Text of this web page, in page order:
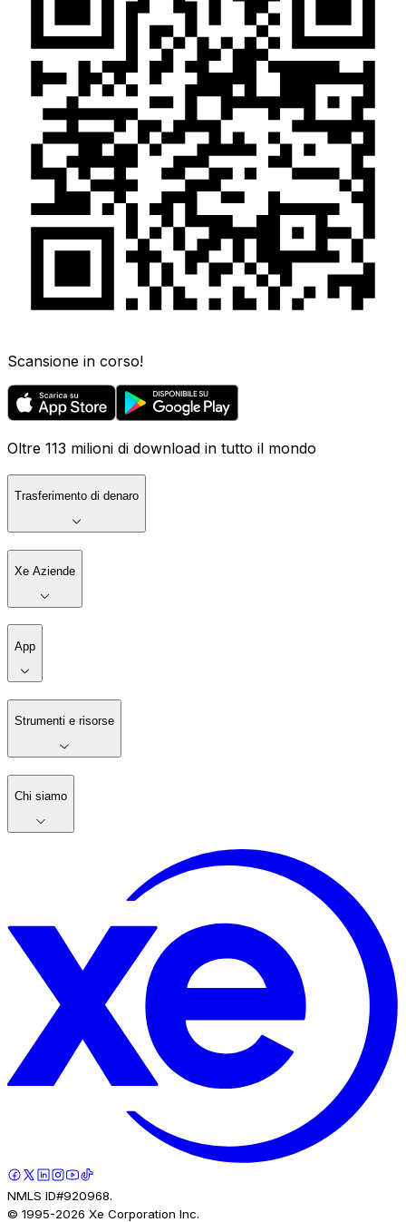
Scansione in corso!
Oltre 113 milioni di download in tutto il mondo
Trasferimento di denaro
Xe Aziende
App
Strumenti e risorse
Chi siamo
NMLS ID#920968.
© 1995-2026 Xe Corporation Inc.